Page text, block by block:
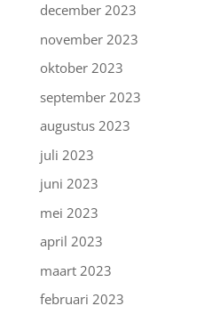
december 2023
november 2023
oktober 2023
september 2023
augustus 2023
juli 2023
juni 2023
mei 2023
april 2023
maart 2023
februari 2023